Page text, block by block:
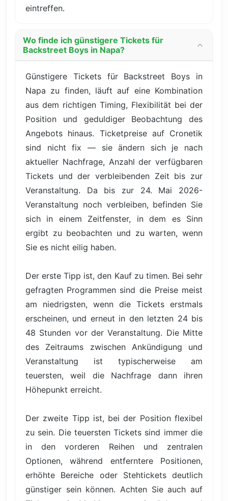
eintreffen.
Wo finde ich günstigere Tickets für
Backstreet Boys in Napa?
Günstigere Tickets für Backstreet Boys in
Napa zu finden, läuft auf eine Kombination
aus dem richtigen Timing, Flexibilität bei der
Position und geduldiger Beobachtung des
Angebots hinaus. Ticketpreise auf Cronetik
sind nicht fix — sie ändern sich je nach
aktueller Nachfrage, Anzahl der verfügbaren
Tickets und der verbleibenden Zeit bis zur
Veranstaltung. Da bis zur 24. Mai 2026-
Veranstaltung noch verbleiben, befinden Sie
sich in einem Zeitfenster, in dem es Sinn
ergibt zu beobachten und zu warten, wenn
Sie es nicht eilig haben.
Der erste Tipp ist, den Kauf zu timen. Bei sehr
gefragten Programmen sind die Preise meist
am niedrigsten, wenn die Tickets erstmals
erscheinen, und erneut in den letzten 24 bis
48 Stunden vor der Veranstaltung. Die Mitte
des Zeitraums zwischen Ankündigung und
Veranstaltung ist typischerweise am
teuersten, weil die Nachfrage dann ihren
Höhepunkt erreicht.
Der zweite Tipp ist, bei der Position flexibel
zu sein. Die teuersten Tickets sind immer die
in den vorderen Reihen und zentralen
Optionen, während entferntere Positionen,
erhöhte Bereiche oder Stehtickets deutlich
günstiger sein können. Achten Sie auch auf